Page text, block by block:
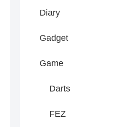
Diary
Gadget
Game
Darts
FEZ